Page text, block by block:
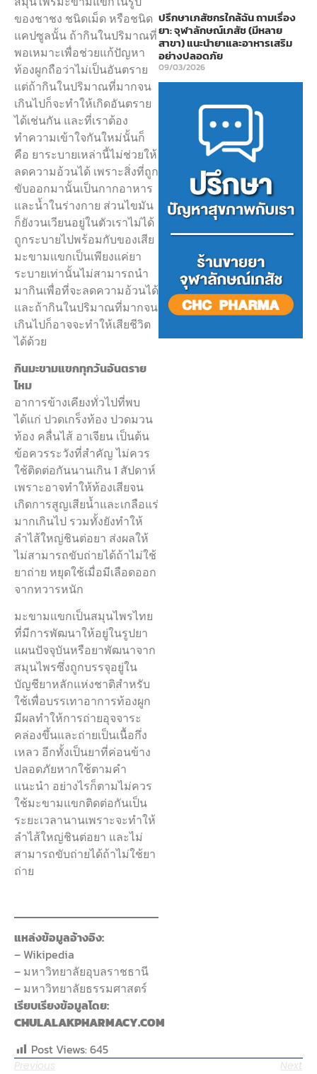
ของชาชง ชนิดเม็ด หรือชนิด
แคปซูลนั้น ถ้ากินในปริมาณที่
พอเหมาะเพื่อช่วยแก้ปัญหา
ท้องผูกถือว่าไม่เป็นอันตราย
แต่ถ้ากินในปริมาณที่มากจน
เกินไปก็จะทำให้เกิดอันตราย
ได้เช่นกัน และที่เราต้อง
ทำความเข้าใจกันใหม่นั้นก็
คือ ยาระบายเหล่านี้ไม่ช่วยให้
ลดความอ้วนได้ เพราะสิ่งที่ถูก
ขับออกมานั้นเป็นกากอาหาร
และน้ำในร่างกาย ส่วนไขมัน
ก็ยังวนเวียนอยู่ในตัวเราไม่ได้
ถูกระบายไปพร้อมกับของเสีย
มะขามแขกเป็นเพียงแค่ยา
ระบายเท่านั้นไม่สามารถนำ
มากินเพื่อที่จะลดความอ้วนได้
และถ้ากินในปริมาณที่มากจน
เกินไปก็อาจจะทำให้เสียชีวิต
ได้ด้วย
กินมะขามแขกทุกวันอันตราย
ไหม
อาการข้างเคียงทั่วไปที่พบ
ได้แก่ ปวดเกร็งท้อง ปวดมวน
ท้อง คลื่นไส้ อาเจียน เป็นต้น
ข้อควรระวังที่สำคัญ ไม่ควร
ใช้ติดต่อกันนานเกิน 1 สัปดาห์
เพราะอาจทำให้ท้องเสียจน
เกิดการสูญเสียน้ำและเกลือแร่
มากเกินไป รวมทั้งยังทำให้
ลำไส้ใหญ่ชินต่อยา ส่งผลให้
ไม่สามารถขับถ่ายได้ถ้าไม่ใช้
ยาถ่าย หยุดใช้เมื่อมีเลือดออก
จากทวารหนัก
มะขามแขกเป็นสมุนไพรไทย
ที่มีการพัฒนาให้อยู่ในรูปยา
แผนปัจจุบันหรือยาพัฒนาจาก
สมุนไพรซึ่งถูกบรรจุอยู่ใน
บัญชียาหลักแห่งชาติสำหรับ
ใช้เพื่อบรรเทาอาการท้องผูก
มีผลทำให้การถ่ายอุจจาระ
คล่องขึ้นและถ่ายเป็นเนื้อกึ่ง
เหลว อีกทั้งเป็นยาที่ค่อนข้าง
ปลอดภัยหากใช้ตามคำ
แนะนำ อย่างไรก็ตามไม่ควร
ใช้มะขามแขกติดต่อกันเป็น
ระยะเวลานานเพราะจะทำให้
ลำไส้ใหญ่ชินต่อยา และไม่
สามารถขับถ่ายได้ถ้าไม่ใช้ยา
ถ่าย
แหล่งข้อมูลอ้างอิง:
– Wikipedia
– มหาวิทยาลัยอุบลราชธานี
– มหาวิทยาลัยธรรมศาสตร์
เรียบเรียงข้อมูลโดย:
CHULALAKPHARMACY.COM
Post Views: 645
ปรึกษาเภสัชกรใกล้ฉัน ถามเรื่อง
ยา: จุฬาลักษณ์เภสัช (มีหลาย
สาขา) แนะนำยาและอาหารเสริม
อย่างปลอดภัย
09/03/2026
Previous Next